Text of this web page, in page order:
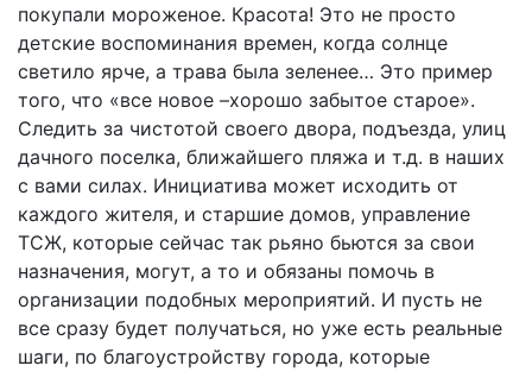
покупали мороженое. Красота! Это не просто
детские воспоминания времен, когда солнце
светило ярче, а трава была зеленее… Это пример
того, что «все новое –хорошо забытое старое».
Следить за чистотой своего двора, подъезда, улиц
дачного поселка, ближайшего пляжа и т.д. в наших
с вами силах. Инициатива может исходить от
каждого жителя, и старшие домов, управление
ТСЖ, которые сейчас так рьяно бьются за свои
назначения, могут, а то и обязаны помочь в
организации подобных мероприятий. И пусть не
все сразу будет получаться, но уже есть реальные
шаги, по благоустройству города, которые